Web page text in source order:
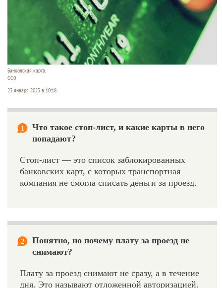
Банковская карта.
СС0
23 января 2023 в 10:18
1
Что такое стоп-лист, и какие карты в него
попадают?
Стоп-лист — это список заблокированных
банковских карт, с которых транспортная
компания не смогла списать деньги за проезд.
2
Понятно, но почему плату за проезд не
снимают?
Плату за проезд снимают не сразу, а в течение
дня. Это называют отложенной авторизацией.